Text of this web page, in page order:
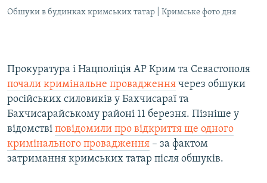
Обшуки в будинках кримських татар | Кримське фото дня
Прокуратура і Нацполіція АР Крим та Севастополя
почали кримінальне провадження через обшуки
російських силовиків у Бахчисараї та
Бахчисарайському районі 11 березня. Пізніше у
відомстві повідомили про відкриття ще одного
кримінального провадження – за фактом
затримання кримських татар після обшуків.